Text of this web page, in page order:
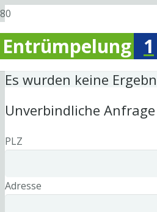
Entrümpelung 1
Es wurden keine
Unverbindliche Anfrage
PLZ
Adresse